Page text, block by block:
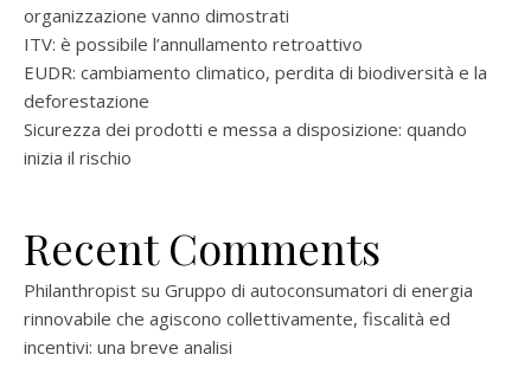
organizzazione vanno dimostrati
ITV: è possibile l’annullamento retroattivo
EUDR: cambiamento climatico, perdita di biodiversità e la
deforestazione
Sicurezza dei prodotti e messa a disposizione: quando
inizia il rischio
Recent Comments
Philanthropist su Gruppo di autoconsumatori di energia
rinnovabile che agiscono collettivamente, fiscalità ed
incentivi: una breve analisi